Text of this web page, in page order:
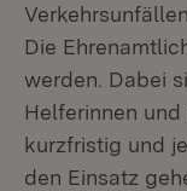
Die
werden. Dabei
Helferinnen
kurzfristig und
den Einsatz